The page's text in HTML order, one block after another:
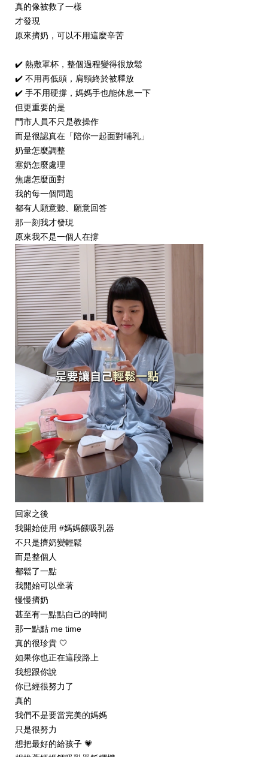
真的像被救了一樣
才發現
原來擠奶，可以不用這麼辛苦
✔️ 熱敷罩杯，整個過程變得很放鬆
✔️ 不用再低頭，肩頸終於被釋放
✔️ 手不用硬撐，媽媽手也能休息一下
但更重要的是
門市人員不只是教操作
而是很認真在「陪你一起面對哺乳」
奶量怎麼調整
塞奶怎麼處理
焦慮怎麼面對
我的每一個問題
都有人願意聽、願意回答
那一刻我才發現
原來我不是一個人在撐
回家之後
我開始使用 #媽媽餵吸乳器
不只是擠奶變輕鬆
而是整個人
都鬆了一點
我開始可以坐著
慢慢擠奶
甚至有一點點自己的時間
那一點點 me time
真的很珍貴 🤍
如果你也正在這段路上
我想跟你說
你已經很努力了
真的
我們不是要當完美的媽媽
只是很努力
想把最好的給孩子 💗